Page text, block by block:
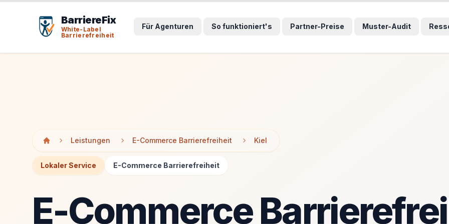
BarriereFix
White-Label
Barrierefreiheit
Für Agenturen So funktioniert's Partner-Preise Muster-Audit
Leistungen E-Commerce Barrierefreiheit Kiel
Lokaler Service E-Commerce Barrierefreiheit
E-Commerce